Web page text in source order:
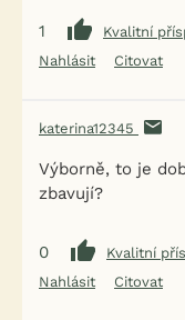
1
Kvalitní
Nahlásit
Citovat
katerina12345
Výborně, to je
zbavují?
0
Kvalitní
Nahlásit
Citovat